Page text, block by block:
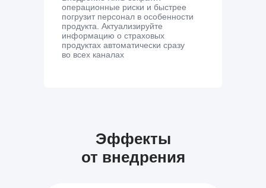
операционные риски и быстрее
погрузит персонал в особенности
продукта. Актуализируйте
информацию о страховых
продуктах автоматически сразу
во всех каналах
Эффекты
от внедрения